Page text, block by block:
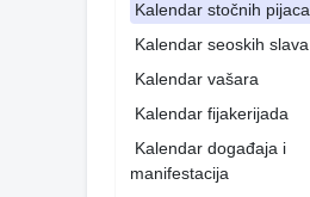
Kalendar stočnih pijaca
Kalendar seoskih slava
Kalendar vašara
Kalendar fijakerijada
Kalendar događaja i
manifestacija